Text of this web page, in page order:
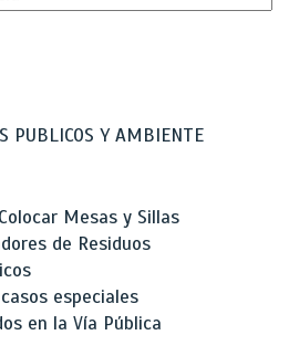
PUBLICOS Y AMBIENTE
Mesas y Sillas
de Residuos
especiales
en la Vía Pública